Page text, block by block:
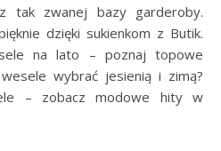
tak zwanej bazy garderoby.
dzięki sukienkom z Butik.
na lato – poznaj topowe
wybrać jesienią i zimą?
– zobacz modowe hity w